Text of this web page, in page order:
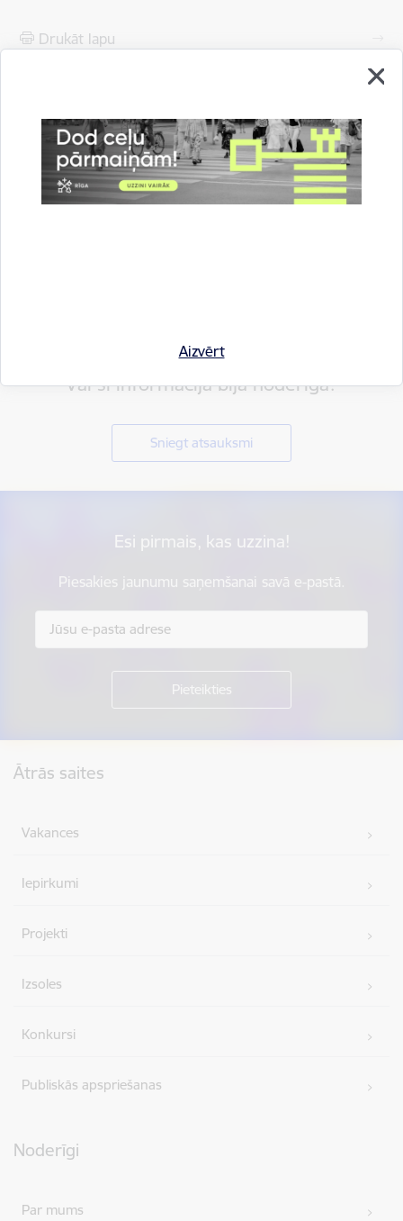
Aizvērt
Drukāt lapu
Vai šī informācija bija noderīga?
Sniegt atsauksmi
Esi pirmais, kas uzzina!
Piesakies jaunumu saņemšanai savā e-pastā.
Ātrās saites
Vakances
Iepirkumi
Projekti
Izsoles
Konkursi
Publiskās apspriešanas
Noderīgi
Par mums